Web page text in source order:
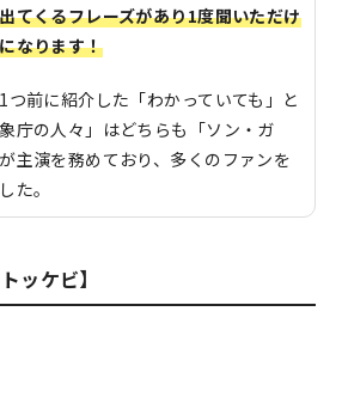
てくるフレーズがあり1度聞いただけ
なります！
つ前に紹介した「わかっていても」と
庁の人々」はどちらも「ソン・ガ
主演を務めており、多くのファンを
た。
ッケビ】